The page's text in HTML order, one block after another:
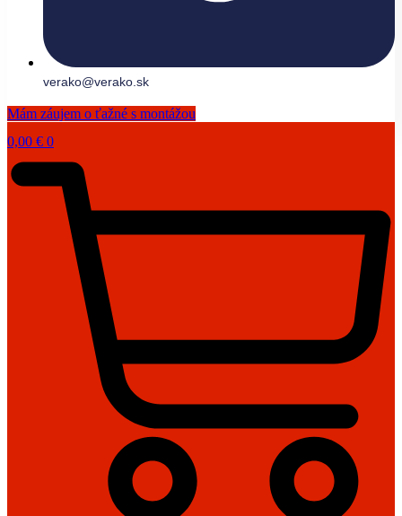
verako@verako.sk
Mám záujem o ťažné s montážou
0,00 € 0